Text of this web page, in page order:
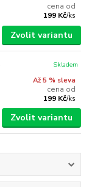
cena od
199 Kč/ks
Zvolit variantu
Až 5 % sleva
cena od
199 Kč/ks
Skladem
Zvolit variantu